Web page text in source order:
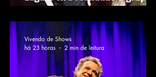
anuncia turnê nacional "Lagum
em Todo Lugar"
Vivendo de Shows
há 23 horas
2 min de leitura